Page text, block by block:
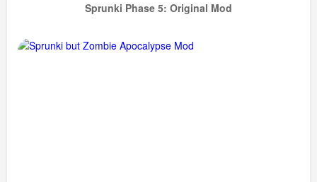
Sprunki Phase 5: Original Mod